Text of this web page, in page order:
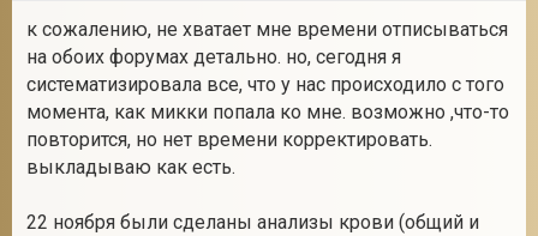
к сожалению, не хватает мне времени отписываться
на обоих форумах детально. но, сегодня я
систематизировала все, что у нас происходило с того
момента, как микки попала ко мне. возможно ,что-то
повторится, но нет времени корректировать.
выкладываю как есть.
22 ноября были сделаны анализы крови (общий и